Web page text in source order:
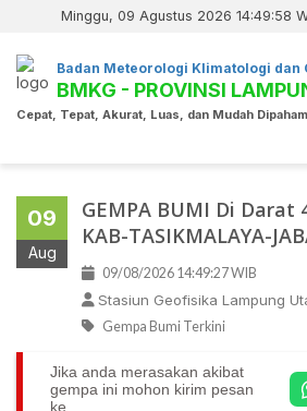
Minggu, 09 Agustus 2026 14:49:58
Badan Meteorologi Klimatologi dan
BMKG - PROVINSI
Cepat, Tepat, Akurat, Luas, dan Mudah
09
Aug
GEMPA BUMI Di Darat
KAB-TASIKMALAYA-
09/08/2026 14:49:27 WIB
Stasiun Geofisika Lampung
Gempa Bumi Terkini
Jika anda merasakan akibat
gempa ini mohon kirim pesan
ke